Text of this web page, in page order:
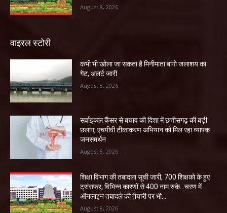
August 8, 2026
वाइरल स्टोरी
कभी भी खोला जा सकता है मिनीमाता बांगो जलाशय का
गेट, अलर्ट जारी
August 8, 2026
सर्वाइकल कैंसर से बचाव की दिशा में छत्तीसगढ़ की बड़ी
छलांग, एचपीवी टीकाकरण अभियान को मिल रहा व्यापक
जनसमर्थन
August 8, 2026
शिक्षा विभाग की तबादला सूची जारी, 700 शिक्षको के हुए
ट्रांसफर, विभिन्न कारणों से 400 नाम रुके…चरण में
ऑनलाइन तबादले की तैयारी पर भी...
August 8, 2026